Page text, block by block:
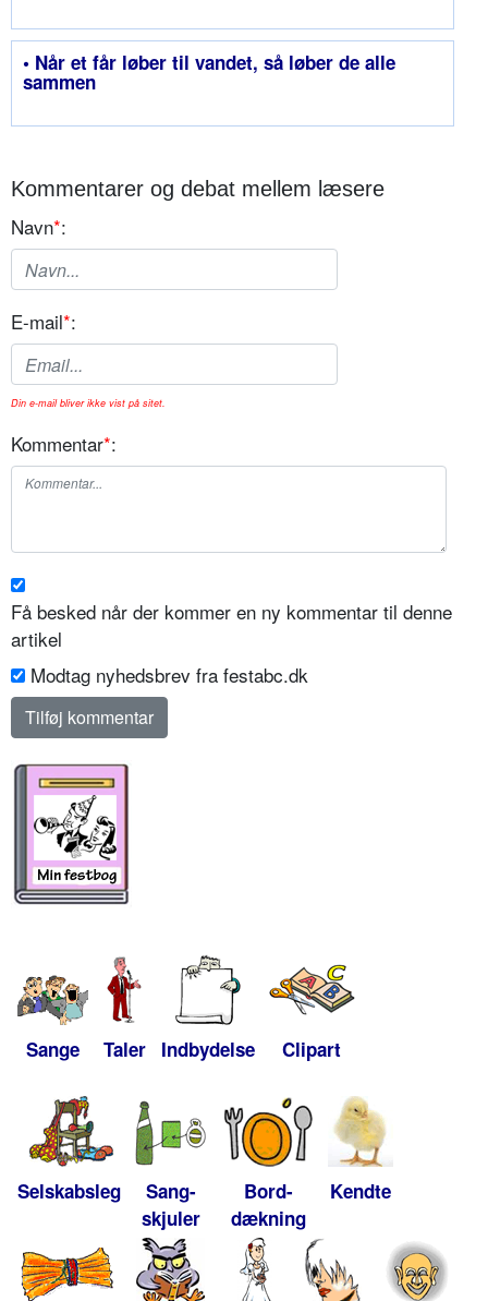
• Når et får løber til vandet, så løber de alle
sammen
Kommentarer og debat mellem læsere
Navn*:
E-mail*:
Din e-mail bliver ikke vist på sitet.
Kommentar*:
Få besked når der kommer en ny kommentar til denne
artikel
Modtag nyhedsbrev fra festabc.dk
Sange Taler Indbydelse Clipart
Selskabsleg
Sang-
skjuler
Bord-
dækning
Kendte